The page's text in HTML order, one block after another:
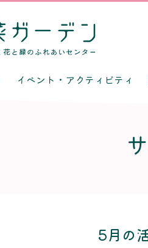
イベント・アクティビティ
5月の